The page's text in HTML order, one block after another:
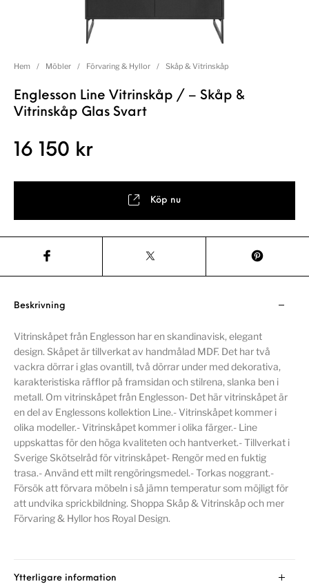
Hem / Möbler / Förvaring & Hyllor / Skåp & Vitrinskåp
Englesson Line Vitrinskåp / – Skåp &
Vitrinskåp Glas Svart
16 150 kr
Köp nu
Beskrivning
Vitrinskåpet från Englesson har en skandinavisk, elegant
design. Skåpet är tillverkat av handmålad MDF. Det har två
vackra dörrar i glas ovantill, två dörrar under med dekorativa,
karakteristiska räfflor på framsidan och stilrena, slanka ben i
metall. Om vitrinskåpet från Englesson- Det här vitrinskåpet är
en del av Englessons kollektion Line.- Vitrinskåpet kommer i
olika modeller.- Vitrinskåpet kommer i olika färger.- Line
uppskattas för den höga kvaliteten och hantverket.- Tillverkat i
Sverige Skötselråd för vitrinskåpet- Rengör med en fuktig
trasa.- Använd ett milt rengöringsmedel.- Torkas noggrant.-
Försök att förvara möbeln i så jämn temperatur som möjligt för
att undvika sprickbildning. Shoppa Skåp & Vitrinskåp och mer
Förvaring & Hyllor hos Royal Design.
Ytterligare information